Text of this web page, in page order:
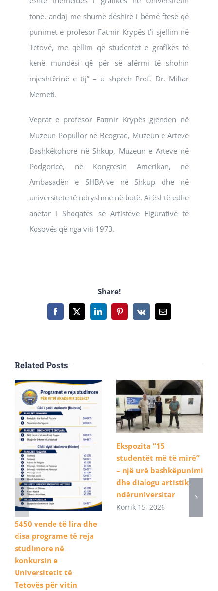
tonë, andaj me shumë dëshirë i bëmë ftesë që
punimet e profesor Fatmir Krypës t’i sjellim në
Tetovë, me qëllim që studentët e grafikës të
kenë mundësi që për së afërmi të shohin
mjeshtërinë e tij” – u shpreh Prof. Dr. Miftar
Memeti.
Veprat e profesor Fatmir Krypës gjenden në
Muzeun Popullor në Beograd, Muzeun e Arteve
Bashkëkohore në Shkup, Muzeun e Arteve në
Podgoricë, në Kongresin Amerikan, në
Ambasadën e SHBA-ve në Shkup dhe në
universitete të ndryshme në botë. Ai është edhe
anëtar i Shoqatës së Artistëve Figurativë të
Kosovës që nga viti 1973.
Share!
Facebook
X LinkedInPinterest
Vk Email
Related Posts
5450 vende të lira dhe
disa programe të reja
studimore në
konkursin e
Universitetit të
Tetovës për vitin
Ekspozita “15
studentët më të mirë”
– një urë bashkëpunimi
dhe dialogu artistik
ndëruniversitar
Korrik 15, 2026